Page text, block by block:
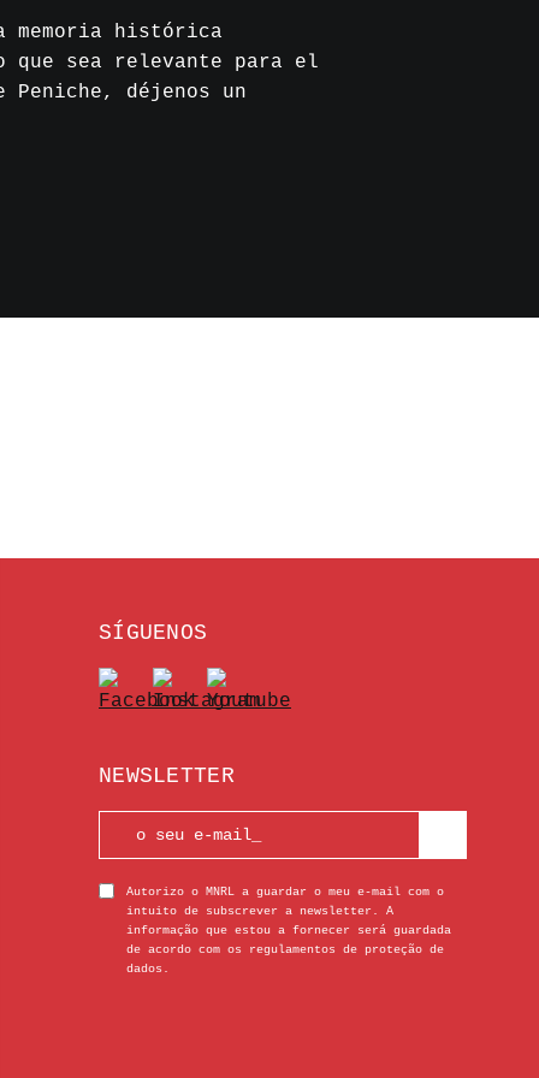
memoria histórica
que sea relevante para el
Peniche, déjenos un
SÍGUENOS
NEWSLETTER
Autorizo o MNRL a guardar o meu e-mail com o
intuito de subscrever a newsletter. A
informação que estou a fornecer será guardada
de acordo com os regulamentos de proteção de
dados.